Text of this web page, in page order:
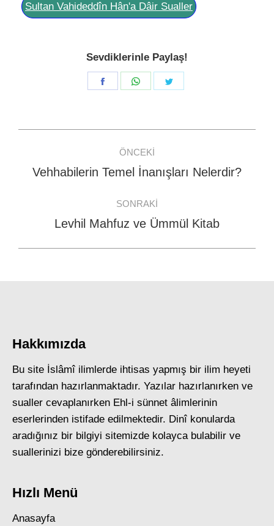
Sultan Vahideddîn Hân'a Dâir Sualler
Sevdiklerinle Paylaş!
Share
Share
navigation
ÖNCEKI
Previous
Vehhabilerin Temel İnanışları Nelerdir?
SONRAKI
Next
Levhil Mahfuz ve Ümmül Kitab
Hakkımızda
Bu site İslâmî ilimlerde ihtisas yapmış bir ilim heyeti
tarafından hazırlanmaktadır. Yazılar hazırlanırken ve
sualler cevaplanırken Ehl-i sünnet âlimlerinin
eserlerinden istifade edilmektedir. Dinî konularda
aradığınız bir bilgiyi sitemizde kolayca bulabilir ve
suallerinizi bize gönderebilirsiniz.
Hızlı Menü
Anasayfa